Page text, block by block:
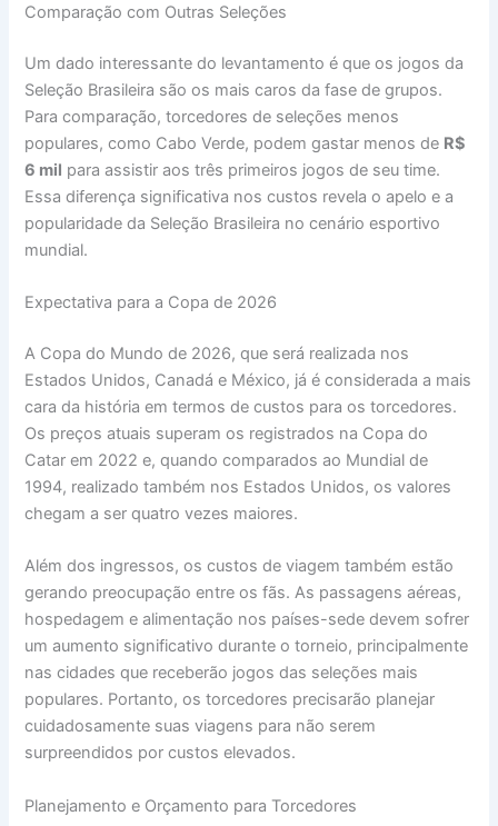
Comparação com Outras Seleções
Um dado interessante do levantamento é que os jogos da
Seleção Brasileira são os mais caros da fase de grupos.
Para comparação, torcedores de seleções menos
populares, como Cabo Verde, podem gastar menos de R$
6 mil para assistir aos três primeiros jogos de seu time.
Essa diferença significativa nos custos revela o apelo e a
popularidade da Seleção Brasileira no cenário esportivo
mundial.
Expectativa para a Copa de 2026
A Copa do Mundo de 2026, que será realizada nos
Estados Unidos, Canadá e México, já é considerada a mais
cara da história em termos de custos para os torcedores.
Os preços atuais superam os registrados na Copa do
Catar em 2022 e, quando comparados ao Mundial de
1994, realizado também nos Estados Unidos, os valores
chegam a ser quatro vezes maiores.
Além dos ingressos, os custos de viagem também estão
gerando preocupação entre os fãs. As passagens aéreas,
hospedagem e alimentação nos países-sede devem sofrer
um aumento significativo durante o torneio, principalmente
nas cidades que receberão jogos das seleções mais
populares. Portanto, os torcedores precisarão planejar
cuidadosamente suas viagens para não serem
surpreendidos por custos elevados.
Planejamento e Orçamento para Torcedores